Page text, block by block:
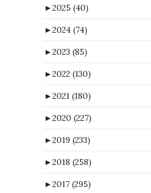
►2025 (40)
►2024 (74)
►2023 (85)
►2022 (130)
►2021 (180)
►2020 (227)
►2019 (233)
►2018 (258)
►2017 (295)